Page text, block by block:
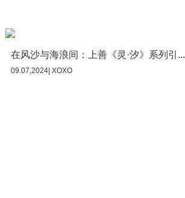
在风沙与海浪间：上善《灵·汐》系列引...
09.07,2024| XOXO